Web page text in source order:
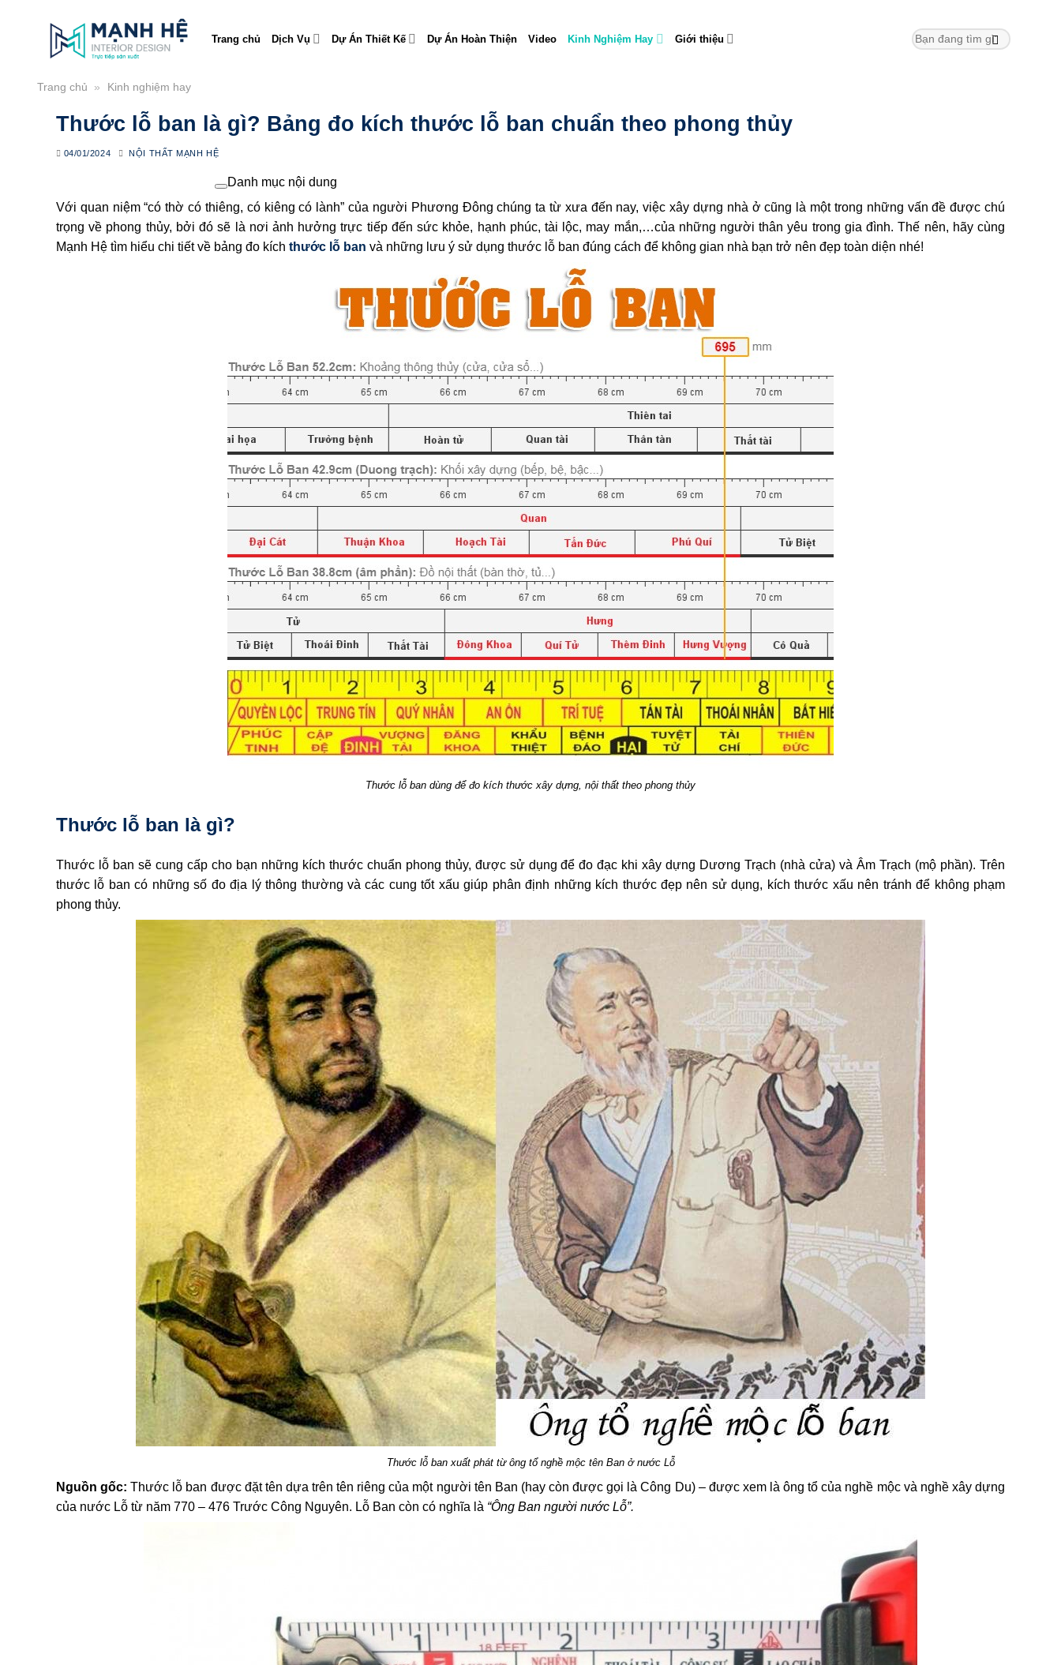
Trang chủ Dịch Vụ Dự Án Thiết Kế Dự Án Hoàn Thiện Video Kinh Nghiệm Hay Giới thiệu
Trang chủ » Kinh nghiệm hay
Thước lỗ ban là gì? Bảng đo kích thước lỗ ban chuẩn theo phong thủy
04/01/2024 NỘI THẤT MẠNH HỆ
Danh mục nội dung
Với quan niệm “có thờ có thiêng, có kiêng có lành” của người Phương Đông chúng ta từ xưa đến nay, việc xây dựng nhà ở cũng là một trong những vấn đề được chú
trọng về phong thủy, bởi đó sẽ là nơi ảnh hưởng trực tiếp đến sức khỏe, hạnh phúc, tài lộc, may mắn,…của những người thân yêu trong gia đình. Thế nên, hãy cùng
Mạnh Hệ tìm hiểu chi tiết về bảng đo kích thước lỗ ban và những lưu ý sử dụng thước lỗ ban đúng cách để không gian nhà bạn trở nên đẹp toàn diện nhé!
Thước lỗ ban dùng để đo kích thước xây dựng, nội thất theo phong thủy
Thước lỗ ban là gì?
Thước lỗ ban sẽ cung cấp cho bạn những kích thước chuẩn phong thủy, được sử dụng để đo đạc khi xây dựng Dương Trạch (nhà cửa) và Âm Trạch (mộ phần). Trên
thước lỗ ban có những số đo địa lý thông thường và các cung tốt xấu giúp phân định những kích thước đẹp nên sử dụng, kích thước xấu nên tránh để không phạm
phong thủy.
Thước lỗ ban xuất phát từ ông tổ nghề mộc tên Ban ở nước Lỗ
Nguồn gốc:Thước lỗ ban được đặt tên dựa trên tên riêng của một người tên Ban (hay còn được gọi là Công Du) – được xem là ông tổ của nghề mộc và nghề xây dựng
của nước Lỗ từ năm 770 – 476 Trước Công Nguyên. Lỗ Ban còn có nghĩa là “Ông Ban người nước Lỗ”.